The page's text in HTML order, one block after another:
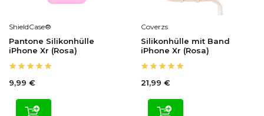
ShieldCase®
Pantone Silikonhülle
iPhone Xr (Rosa)
9,99 €
Coverzs
Silikonhülle mit Band
iPhone Xr (Rosa)
21,99 €